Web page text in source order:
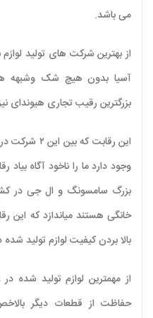
می باشد.
از بهترین شرکت های تولید
بزرگترین رقیب تجاری هیوندای
این رقابت
بزرگ سامسونگ و ال جی در
خانگی هستند میاندازد که
بالا بردن کیفیت لوازم تولید
از مهمترین لوازم تولید شده
حفاظت از قطعات دیگر